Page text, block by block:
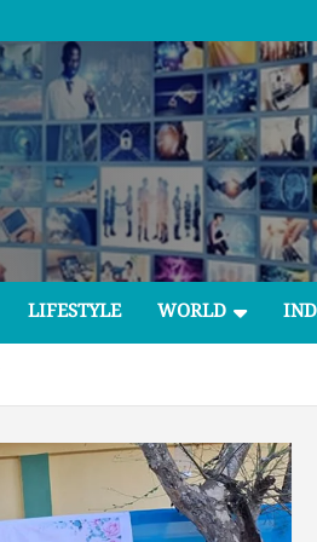
LIFESTYLE WORLD